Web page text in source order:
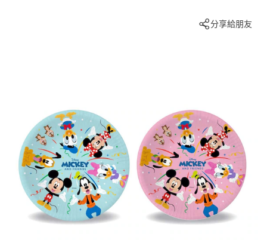
分享給朋友